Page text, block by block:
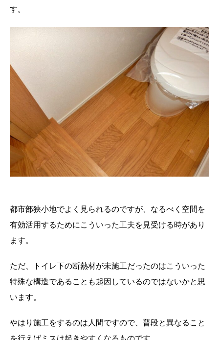
す。
都市部狭小地でよく見られるのですが、なるべく空間を
有効活用するためにこういった工夫を見受ける時があり
ます。
ただ、トイレ下の断熱材が未施工だったのはこういった
特殊な構造であることも起因しているのではないかと思
います。
やはり施工をするのは人間ですので、普段と異なること
を行えばミスは起きやすくなるものです。